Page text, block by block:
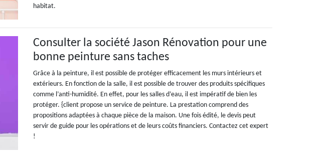
habitat.
Consulter la société Jason Rénovation pour une
bonne peinture sans taches
Grâce à la peinture, il est possible de protéger efficacement les murs intérieurs et
extérieurs. En fonction de la salle, il est possible de trouver des produits spécifiques
comme l’anti-humidité. En effet, pour les salles d’eau, il est impératif de bien les
protéger. {client propose un service de peinture. La prestation comprend des
propositions adaptées à chaque pièce de la maison. Une fois édité, le devis peut
servir de guide pour les opérations et de leurs coûts financiers. Contactez cet expert
!